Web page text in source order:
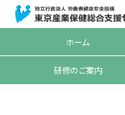
ホーム
研修のご案内